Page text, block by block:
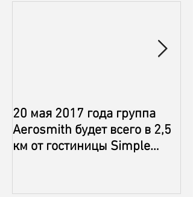
20 мая 2017 года группа
Aerosmith будет всего в 2,5
км от гостиницы Simple